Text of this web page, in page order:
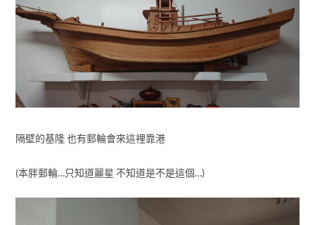
隔壁的基隆 也有郵輪會來這裡靠港
(本胖郵輪…只知道麗星 不知道是不是這個…)